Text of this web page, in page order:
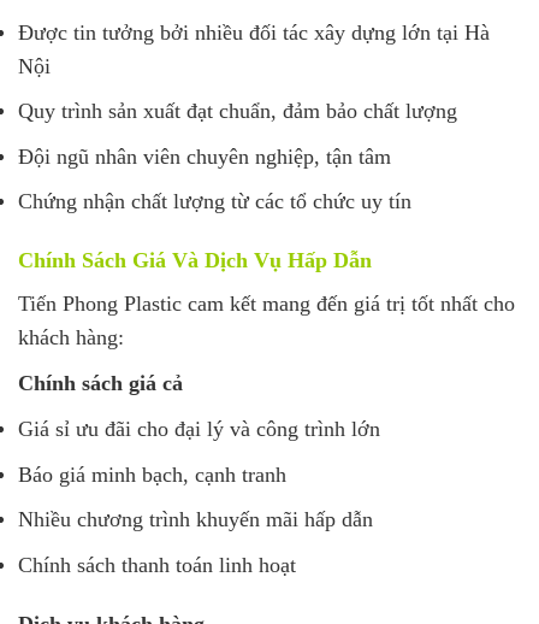
Được tin tưởng bởi nhiều đối tác xây dựng lớn tại Hà
Nội
Quy trình sản xuất đạt chuẩn, đảm bảo chất lượng
Đội ngũ nhân viên chuyên nghiệp, tận tâm
Chứng nhận chất lượng từ các tổ chức uy tín
Chính Sách Giá Và Dịch Vụ Hấp Dẫn
Tiến Phong Plastic cam kết mang đến giá trị tốt nhất cho
khách hàng:
Chính sách giá cả
Giá sỉ ưu đãi cho đại lý và công trình lớn
Báo giá minh bạch, cạnh tranh
Nhiều chương trình khuyến mãi hấp dẫn
Chính sách thanh toán linh hoạt